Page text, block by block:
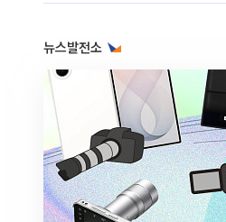
뉴스발전소